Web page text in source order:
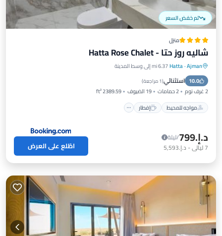
تم خفض السعر
منزل
شاليه روز حتا - Hatta Rose Chalet
Ajman
·
Hatta6.37 mi إلى وسط المدينة
10.0 استثنائي(1 مراجعة )
2 غرف نوم 2 حمامات 19 الضيوف
2389.59 ft²
مواجه للمحيط
إفطار
مواجه للمحيط إفطار
مسبح
د.إ.‏799
/ليلة
7ليالي- د.إ.‏5,593 اطّلع على العرض